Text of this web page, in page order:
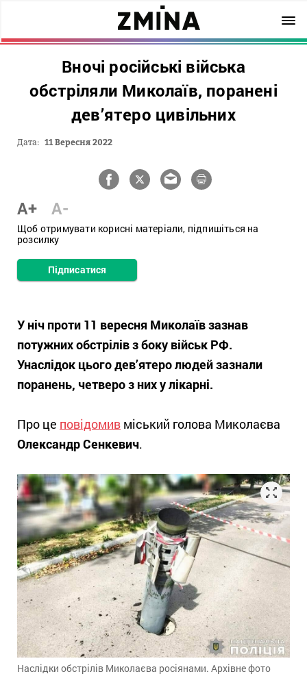
Вночі російські війська
обстріляли Миколаїв, поранені
дев’ятеро цивільних
Дата: 11 Вересня 2022
A+ A-
Щоб отримувати корисні матеріали, підпишіться на
розсилку
Підписатися
У ніч проти 11 вересня Миколаїв зазнав
потужних обстрілів з боку військ РФ.
Унаслідок цього дев’ятеро людей зазнали
поранень, четверо з них у лікарні.
Про це повідомив міський голова Миколаєва
Олександр Сенкевич.
Наслідки обстрілів Миколаєва росіянами. Архівне фото